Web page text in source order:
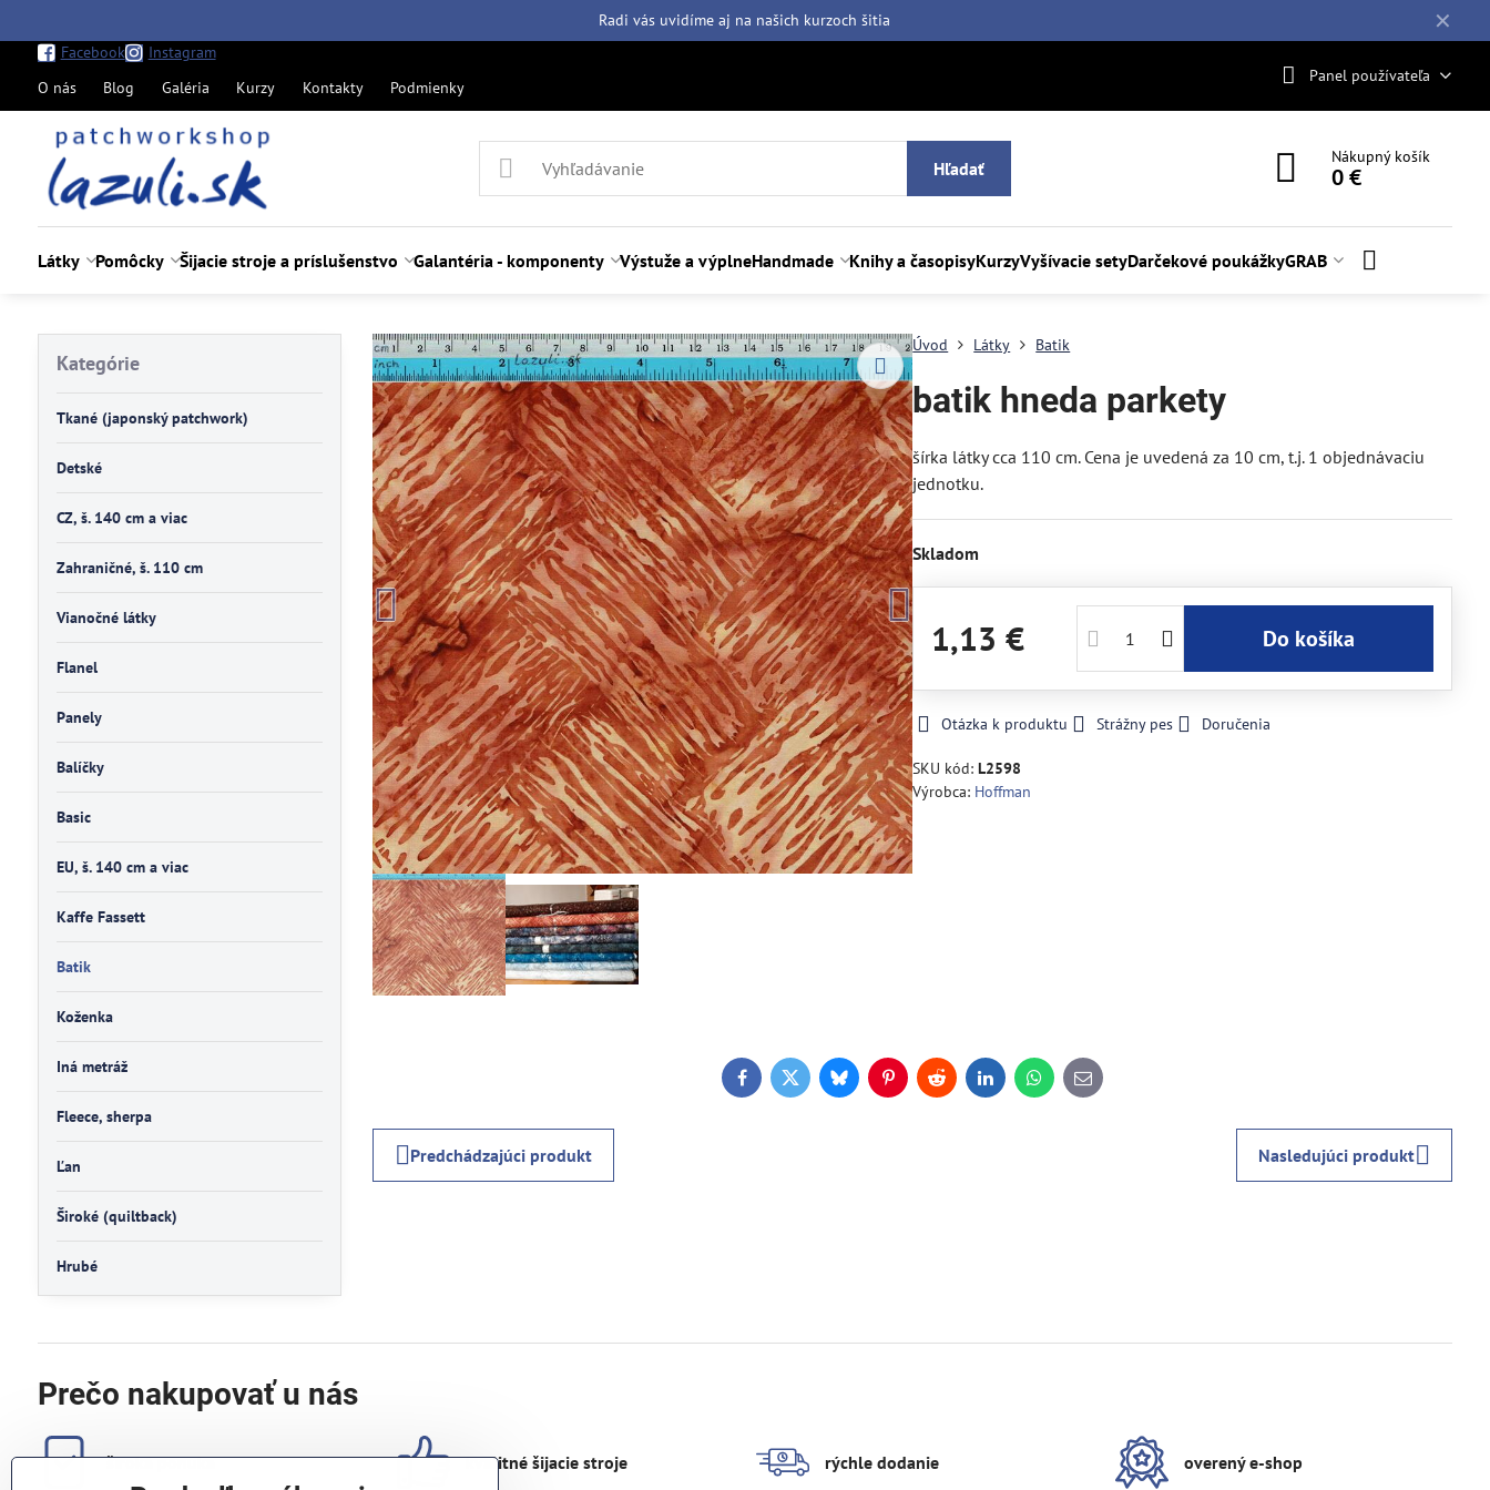
✕
Radi vás uvidíme aj na našich kurzoch šitia
Facebook
Instagram
O nás
Blog Galéria Kurzy Kontakty Podmienky
Panel používateľa
Hľadať
Nákupný košík
0 €
Látky Pomôcky Šijacie stroje a príslušenstvo Galantéria - komponenty Výstuže a výplneHandmade Knihy a časopisyKurzyVyšívacie setyDarčekové poukážkyGRAB
Úvod Látky Batik
batik hneda parkety
šírka látky cca 110 cm. Cena je uvedená za 10 cm, t.j. 1 objednávaciu
jednotku.
Skladom
1,13 € Do košíka
Otázka k produktu Strážny pes Doručenia
SKU kód:L2598
Výrobca: Hoffman
FacebookTwitterBlueskyPinterestRedditLinkedInWhatsApp
E-
mail
Predchádzajúci produkt Nasledujúci produkt
Kategórie
Tkané (japonský patchwork)
Detské
CZ, š. 140 cm a viac
Zahraničné, š. 110 cm
Vianočné látky
Flanel
Panely
Balíčky
Basic
EU, š. 140 cm a viac
Kaffe Fassett
Batik
Koženka
Iná metráž
Fleece, sherpa
Ľan
Široké (quiltback)
Hrubé
Prečo nakupovať u nás
široká ponuka kvalitné šijacie stroje rýchle dodanie overený e-shop